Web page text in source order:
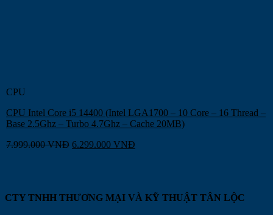
CPU
CPU Intel Core i5 14400 (Intel LGA1700 – 10 Core – 16 Thread –
Base 2.5Ghz – Turbo 4.7Ghz – Cache 20MB)
7.999.000VNĐ 6.299.000 VNĐ
CTY TNHH THƯƠNG MẠI VÀ KỸ THUẬT TÂN LỘC